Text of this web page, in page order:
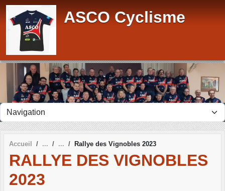
ASCO Cyclisme
Accueil Rallye des Vignobles 2023
RALLYE DES VIGNOBLES
2023
Panneau de gestion des cookies